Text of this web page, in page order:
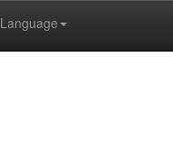
Language